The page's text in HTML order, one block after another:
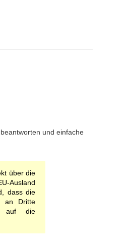
und einfache
über die
Ausland
dass die
an Dritte
auf die